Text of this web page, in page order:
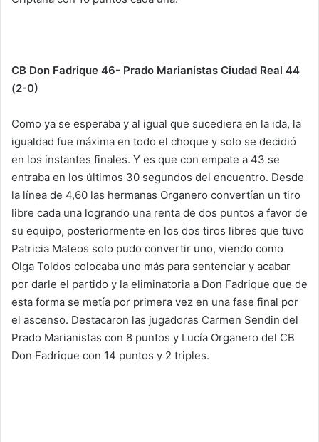
CB Don Fadrique 46- Prado Marianistas Ciudad Real 44
(2-0)
Como ya se esperaba y al igual que sucediera en la ida, la
igualdad fue máxima en todo el choque y solo se decidió
en los instantes finales. Y es que con empate a 43 se
entraba en los últimos 30 segundos del encuentro. Desde
la línea de 4,60 las hermanas Organero convertían un tiro
libre cada una logrando una renta de dos puntos a favor de
su equipo, posteriormente en los dos tiros libres que tuvo
Patricia Mateos solo pudo convertir uno, viendo como
Olga Toldos colocaba uno más para sentenciar y acabar
por darle el partido y la eliminatoria a Don Fadrique que de
esta forma se metía por primera vez en una fase final por
el ascenso. Destacaron las jugadoras Carmen Sendin del
Prado Marianistas con 8 puntos y Lucía Organero del CB
Don Fadrique con 14 puntos y 2 triples.